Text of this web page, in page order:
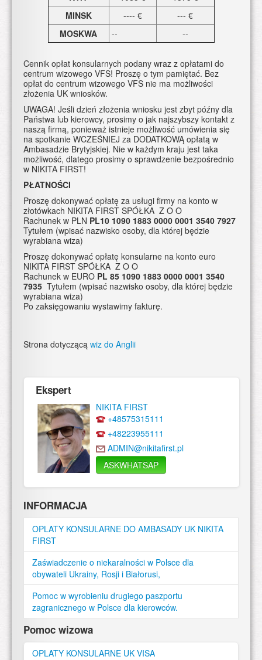
MINSK
---- €
--- €
MOSKWA
-- --
Cennik opłat konsularnych podany wraz z opłatami do
centrum wizowego VFS! Proszę o tym pamiętać. Bez
opłat do centrum wizowego VFS nie ma możliwości
złożenia UK wniosków.
UWAGA! Jeśli dzień złożenia wniosku jest zbyt późny dla
Państwa lub kierowcy, prosimy o jak najszybszy kontakt z
naszą firmą, ponieważ istnieje możliwość umówienia się
na spotkanie WCZEŚNIEJ za DODATKOWĄ opłatą w
Ambasadzie Brytyjskiej. Nie w każdym kraju jest taka
możliwość, dlatego prosimy o sprawdzenie bezpośrednio
w NIKITA FIRST!
PŁATNOŚCI
Proszę dokonywać opłatę za usługi firmy na konto w
złotówkach NIKITA FIRST SPÓŁKA Z O O
Rachunek w PLN PL10 1090 1883 0000 0001 3540 7927
Tytułem (wpisać nazwisko osoby, dla której będzie
wyrabiana wiza)
Proszę dokonywać opłatę konsularne na konto euro
NIKITA FIRST SPÓŁKA Z O O
​Rachunek w EURO PL 85 1090 1883 0000 0001 3540
7935 Tytułem (wpisać nazwisko osoby, dla której będzie
wyrabiana wiza)
Po zaksięgowaniu wystawimy fakturę.
Strona dotyczącą wiz do Anglii
Ekspert
NIKITA FIRST
+48575315111
+48223955111
ADMIN@nikitafirst.pl
ASKWHATSAP
INFORMACJA
OPLATY KONSULARNE DO AMBASADY UK NIKITA
FIRST
Zaświadczenie o niekaralności w Polsce dla
obywateli Ukrainy, Rosji i Białorusi,
Pomoc w wyrobieniu drugiego paszportu
zagranicznego w Polsce dla kierowców.
Pomoc wizowa
OPLATY KONSULARNE UK VISA